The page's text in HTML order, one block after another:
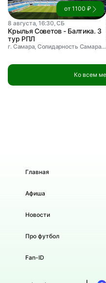
от 1100 ₽
8 августа, 16:30, СБ
Крылья Советов - Балтика. 3
тур РПЛ
г. Самара, Солидарность Самара Арена
Ко всем
Главная
Афиша
Новости
Про футбол
Fan-ID